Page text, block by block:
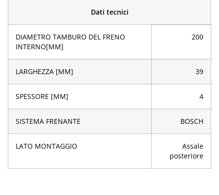
Dati tecnici
DIAMETRO TAMBURO DEL FRENO
INTERNO[MM]
200
LARGHEZZA [MM] 39
SPESSORE [MM] 4
SISTEMA FRENANTE BOSCH
LATO MONTAGGIO
Assale
posteriore